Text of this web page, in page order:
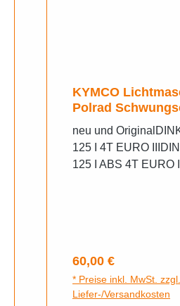
KYMCO
Polrad
neu und
125 I 4T EURO
125 I ABS 4T EURO
EXCLUSIVE EURO
125 I BLACK KAKI
4DOWNTOWN 125 I
Regulärer Preis:
60,00 €
* Preise inkl. MwSt. zzgl.
Liefer-/Versandkosten